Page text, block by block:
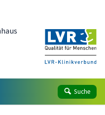
Suche